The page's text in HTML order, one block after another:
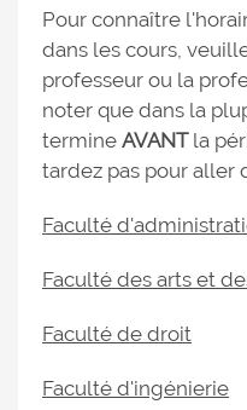
Pour connaître
dans les cours,
professeur ou la
noter que dans la
termine AVANTla
tardez pas pour aller
Faculté
Faculté des arts et
Faculté de droit
Faculté d'ingénierie